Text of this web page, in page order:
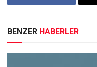
BENZER HABERLER